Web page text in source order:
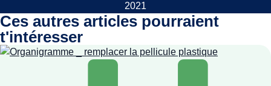
2021
Ces autres articles pourraient
t'intéresser